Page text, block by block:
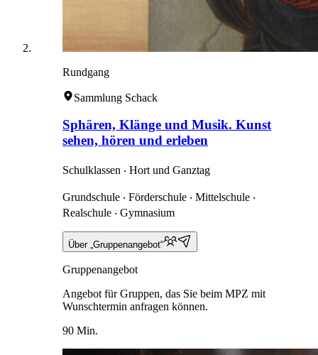
Rundgang
Sammlung Schack
Sphären, Klänge und Musik. Kunst
sehen, hören und erleben
Schulklassen ‧ Hort und Ganztag
Grundschule ‧ Förderschule ‧ Mittelschule ‧
Realschule ‧ Gymnasium
Über „Gruppenangebot“
Gruppenangebot
Angebot für Gruppen, das Sie beim MPZ mit
Wunschtermin anfragen können.
90 Min.